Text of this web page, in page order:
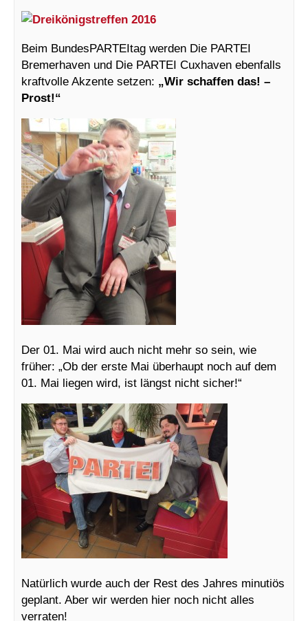
Beim BundesPARTEItag werden Die PARTEI
Bremerhaven und Die PARTEI Cuxhaven ebenfalls
kraftvolle Akzente setzen: „Wir schaffen das! –
Prost!“
Der 01. Mai wird auch nicht mehr so sein, wie
früher: „Ob der erste Mai überhaupt noch auf dem
01. Mai liegen wird, ist längst nicht sicher!“
Natürlich wurde auch der Rest des Jahres minutiös
geplant. Aber wir werden hier noch nicht alles
verraten!